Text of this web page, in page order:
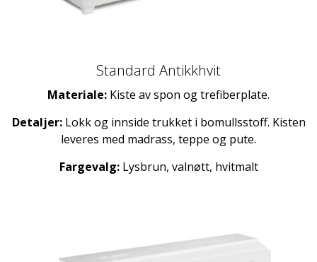
Standard Antikkhvit
Materiale: Kiste av spon og trefiberplate.
Detaljer:Lokk og innside trukket i bomullsstoff. Kisten
leveres med madrass, teppe og pute.
Fargevalg:Lysbrun, valnøtt, hvitmalt